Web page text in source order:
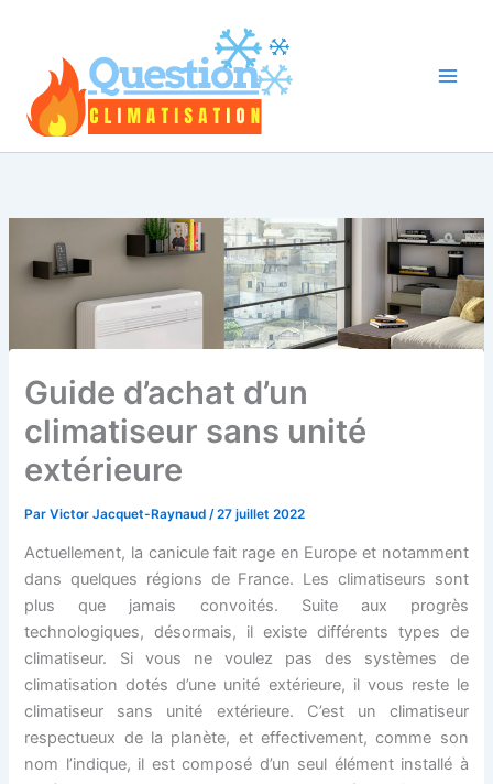
Guide d’achat d’un
climatiseur sans unité
extérieure
ParVictor Jacquet-Raynaud/27 juillet 2022
Actuellement, la canicule fait rage en Europe et notamment
dans quelques régions de France. Les climatiseurs sont
plus que jamais convoités. Suite aux progrès
technologiques, désormais, il existe différents types de
climatiseur. Si vous ne voulez pas des systèmes de
climatisation dotés d’une unité extérieure, il vous reste le
climatiseur sans unité extérieure. C’est un climatiseur
respectueux de la planète, et effectivement, comme son
nom l’indique, il est composé d’un seul élément installé à